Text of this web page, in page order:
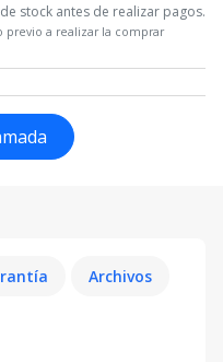
stock antes de realizar pagos.
previo a realizar la comprar
Archivos